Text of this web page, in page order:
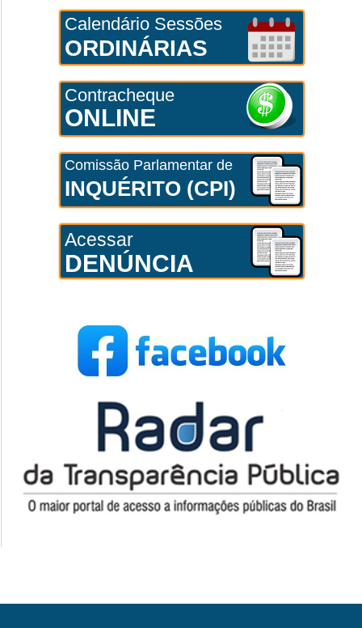
Calendário Sessões
ORDINÁRIAS
Contracheque
ONLINE
Comissão Parlamentar de
INQUÉRITO (CPI)
Acessar
DENÚNCIA